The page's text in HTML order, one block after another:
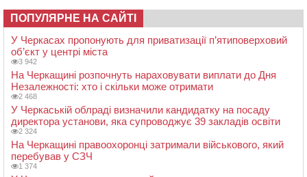
ПОПУЛЯРНЕ НА САЙТІ
У Черкасах пропонують для приватизації п’ятиповерховий
об’єкт у центрі міста
3 942
На Черкащині розпочнуть нараховувати виплати до Дня
Незалежності: хто і скільки може отримати
2 468
У Черкаській облраді визначили кандидатку на посаду
директора установи, яка супроводжує 39 закладів освіти
2 324
На Черкащині правоохоронці затримали військового, який
перебував у СЗЧ
1 374